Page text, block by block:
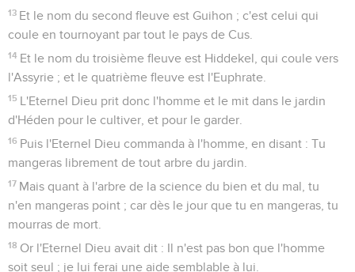
13 Et le nom du second fleuve est Guihon ; c'est celui qui
coule en tournoyant par tout le pays de Cus.
14 Et le nom du troisième fleuve est Hiddekel, qui coule vers
l'Assyrie ; et le quatrième fleuve est l'Euphrate.
15 L'Eternel Dieu prit donc l'homme et le mit dans le jardin
d'Héden pour le cultiver, et pour le garder.
16 Puis l'Eternel Dieu commanda à l'homme, en disant : Tu
mangeras librement de tout arbre du jardin.
17 Mais quant à l'arbre de la science du bien et du mal, tu
n'en mangeras point ; car dès le jour que tu en mangeras, tu
mourras de mort.
18 Or l'Eternel Dieu avait dit : Il n'est pas bon que l'homme
soit seul ; je lui ferai une aide semblable à lui.